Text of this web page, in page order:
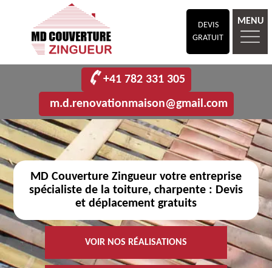
DEVIS
GRATUIT
MENU
+41 782 331 305
m.d.renovationmaison@gmail.com
MD Couverture Zingueur votre entreprise
spécialiste de la toiture, charpente : Devis
et déplacement gratuits
VOIR NOS RÉALISATIONS